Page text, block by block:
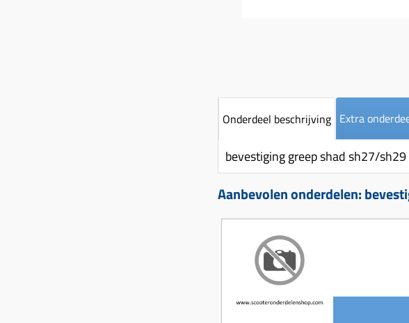
Onderdeel beschrijving Extra
bevestiging greep shad sh27/sh29
Aanbevolen onderdelen: